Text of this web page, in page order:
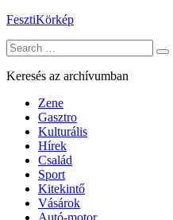
Skip
content
FesztiKörkép
Search
for:
Keresés az archívumban
Zene
Gasztro
Kulturális
Hírek
Család
Sport
Kitekintő
Vásárok
Autó-motor